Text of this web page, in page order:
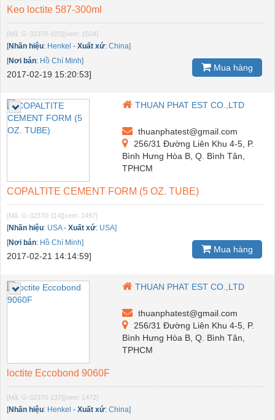
Keo loctite 587-300ml
[Mã: G-32370-103][xem: 1504]
[Nhãn hiệu: Henkel - Xuất xứ: China]
[Nơi bán: Hồ Chí Minh]
2017-02-19 15:20:53]
Mua hàng
THUAN PHAT EST CO.,LTD
thuanphatest@gmail.com
256/31 Đường Liên Khu 4-5, P.
Bình Hưng Hòa B, Q. Bình Tân,
TPHCM
COPALTITE CEMENT FORM (5 OZ. TUBE)
[Mã: G-32370-114][xem: 1497]
[Nhãn hiệu: USA- Xuất xứ: USA]
[Nơi bán: Hồ Chí Minh]
2017-02-21 14:14:59]
Mua hàng
THUAN PHAT EST CO.,LTD
thuanphatest@gmail.com
256/31 Đường Liên Khu 4-5, P.
Bình Hưng Hòa B, Q. Bình Tân,
TPHCM
loctite Eccobond 9060F
[Mã: G-32370-137][xem: 1472]
[Nhãn hiệu: Henkel - Xuất xứ: China]